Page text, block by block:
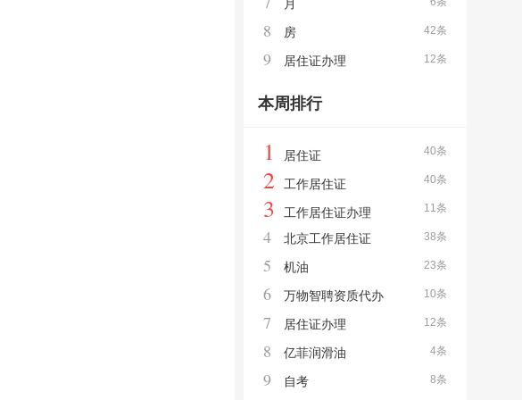
月
42条
8 房
12条
9 居住证办理
本周排行
40条
1 居住证
40条
2 工作居住证
11条
3 工作居住证办理
38条
4 北京工作居住证
23条
5 机油
10条
6 万物智聘资质代办
12条
7 居住证办理
4条
8 亿菲润滑油
8条
9 自考